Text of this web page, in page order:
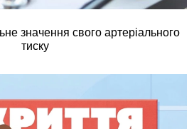
значення свого артеріального
тиску